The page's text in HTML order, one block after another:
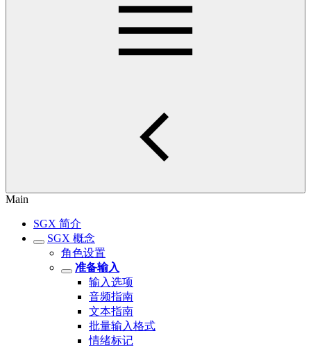
Main
SGX 简介
SGX 概念
角色设置
准备输入
输入选项
音频指南
文本指南
批量输入格式
情绪标记